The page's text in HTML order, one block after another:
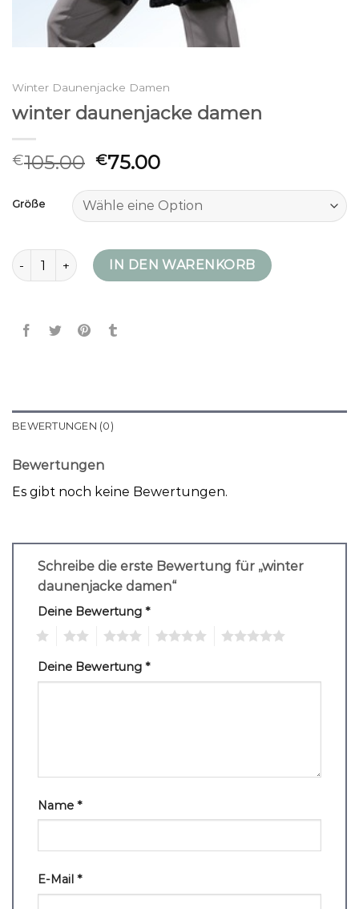
Winter Daunenjacke Damen
winter daunenjacke damen
€105.00 €75.00
Größe
winter daunenjacke damen Menge
IN DEN WARENKORB
BEWERTUNGEN (0)
Bewertungen
Es gibt noch keine Bewertungen.
Schreibe die erste Bewertung für „winter
daunenjacke damen“
Deine Bewertung *
Deine Bewertung *
Name *
E-Mail *